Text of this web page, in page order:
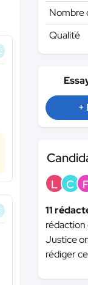
Nombre
Qualité
+
L C
11
Justice
rédiger